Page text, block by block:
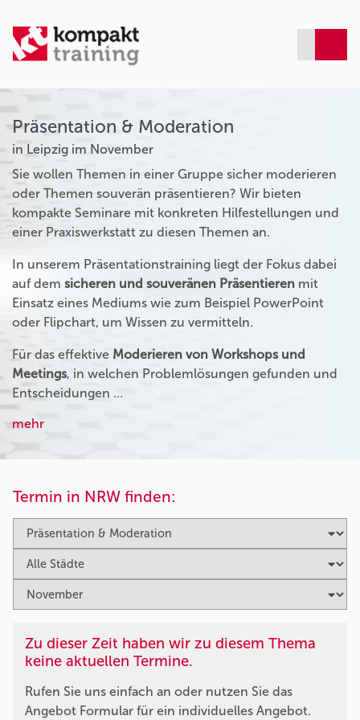
Präsentation & Moderation
in Leipzig im November
Sie wollen Themen in einer Gruppe sicher moderieren
oder Themen souverän präsentieren? Wir bieten
kompakte Seminare mit konkreten Hilfestellungen und
einer Praxiswerkstatt zu diesen Themen an.
In unserem Präsentationstraining liegt der Fokus dabei
auf dem sicheren und souveränen Präsentieren mit
Einsatz eines Mediums wie zum Beispiel PowerPoint
oder Flipchart, um Wissen zu vermitteln.
Für das effektive Moderieren von Workshops und
Meetings, in welchen Problemlösungen gefunden und
Entscheidungen …
mehr
Termin in NRW finden:
Zu dieser Zeit haben wir zu diesem Thema
keine aktuellen Termine.
Rufen Sie uns einfach an oder nutzen Sie das
Angebot Formular für ein individuelles Angebot.